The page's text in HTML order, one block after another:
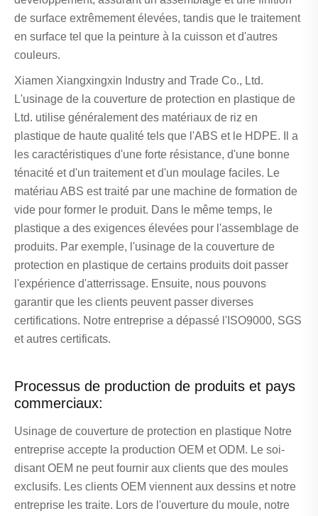
de surface extrêmement élevées, tandis que le traitement
en surface tel que la peinture à la cuisson et d'autres
couleurs.
Xiamen Xiangxingxin Industry and Trade Co., Ltd.
L'usinage de la couverture de protection en plastique de
Ltd. utilise généralement des matériaux de riz en
plastique de haute qualité tels que l'ABS et le HDPE. Il a
les caractéristiques d'une forte résistance, d'une bonne
ténacité et d'un traitement et d'un moulage faciles. Le
matériau ABS est traité par une machine de formation de
vide pour former le produit. Dans le même temps, le
plastique a des exigences élevées pour l'assemblage de
produits. Par exemple, l'usinage de la couverture de
protection en plastique de certains produits doit passer
l'expérience d'atterrissage. Ensuite, nous pouvons
garantir que les clients peuvent passer diverses
certifications. Notre entreprise a dépassé l'ISO9000, SGS
et autres certificats.
Processus de production de produits et pays
commerciaux:
Usinage de couverture de protection en plastique Notre
entreprise accepte la production OEM et ODM. Le soi-
disant OEM ne peut fournir aux clients que des moules
exclusifs. Les clients OEM viennent aux dessins et notre
entreprise les traite. Lors de l'ouverture du moule, notre